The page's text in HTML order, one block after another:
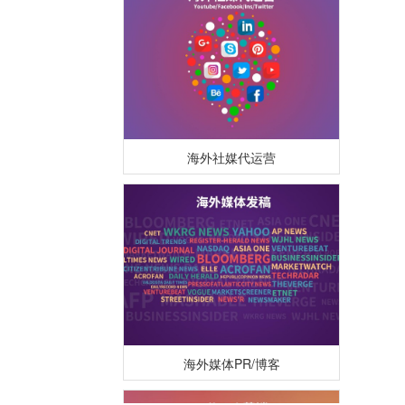
海外社媒代运营
海外媒体PR/博客